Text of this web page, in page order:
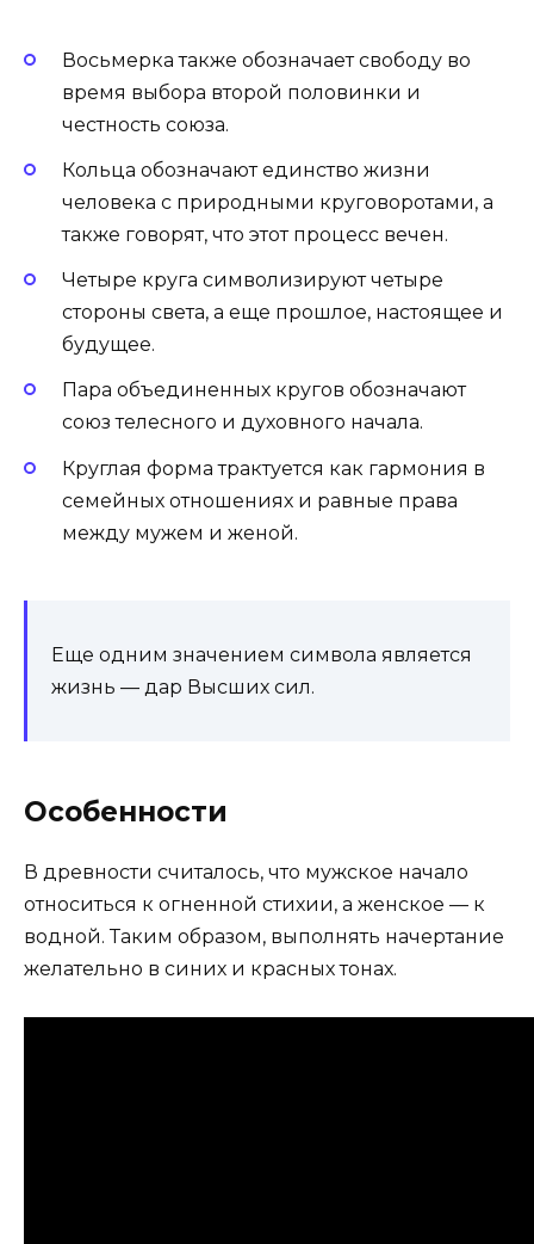
Восьмерка также обозначает свободу во
время выбора второй половинки и
честность союза.
Кольца обозначают единство жизни
человека с природными круговоротами, а
также говорят, что этот процесс вечен.
Четыре круга символизируют четыре
стороны света, а еще прошлое, настоящее и
будущее.
Пара объединенных кругов обозначают
союз телесного и духовного начала.
Круглая форма трактуется как гармония в
семейных отношениях и равные права
между мужем и женой.
Еще одним значением символа является
жизнь — дар Высших сил.
Особенности
В древности считалось, что мужское начало
относиться к огненной стихии, а женское — к
водной. Таким образом, выполнять начертание
желательно в синих и красных тонах.